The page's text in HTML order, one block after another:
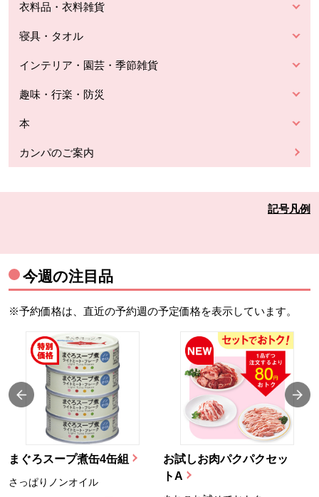
衣料品・衣料雑貨
寝具・タオル
インテリア・園芸・季節雑貨
趣味・行楽・防災
本
カンパのご案内
記号凡例
今週の注目品
※予約価格は、直近の予約週の予定価格を表示しています。
まぐろスープ煮缶4缶組
さっぱりノンオイル
お試しお肉パクパクセッ
トA